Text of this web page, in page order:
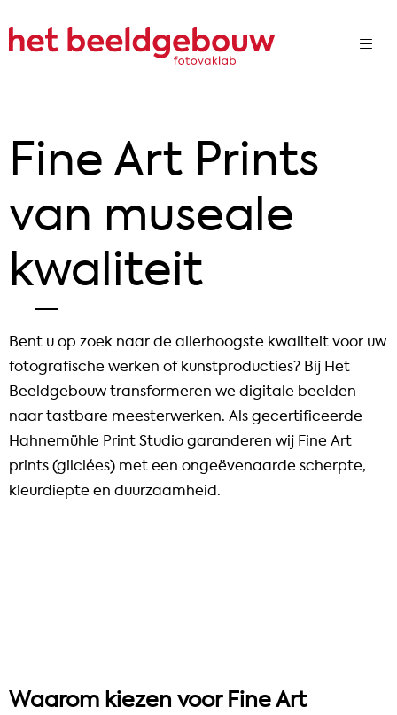
Fine Art Prints
van museale
kwaliteit
Bent u op zoek naar de allerhoogste kwaliteit voor uw
fotografische werken of kunstproducties? Bij Het
Beeldgebouw transformeren we digitale beelden
naar tastbare meesterwerken. Als gecertificeerde
Hahnemühle Print Studio garanderen wij Fine Art
prints (gilclées) met een ongeëvenaarde scherpte,
kleurdiepte en duurzaamheid.
Waarom kiezen voor Fine Art